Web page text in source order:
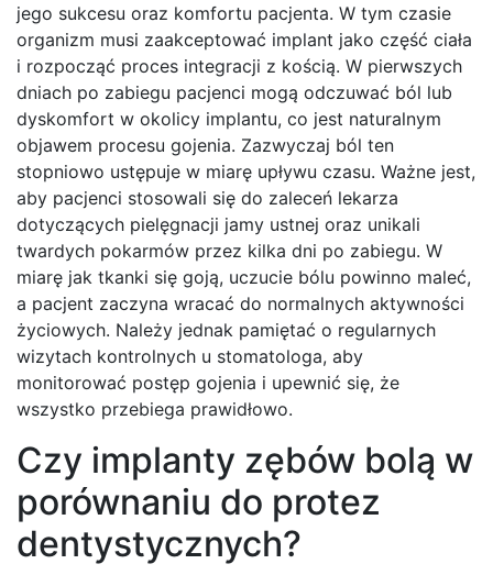
jego sukcesu oraz komfortu pacjenta. W tym czasie
organizm musi zaakceptować implant jako część ciała
i rozpocząć proces integracji z kością. W pierwszych
dniach po zabiegu pacjenci mogą odczuwać ból lub
dyskomfort w okolicy implantu, co jest naturalnym
objawem procesu gojenia. Zazwyczaj ból ten
stopniowo ustępuje w miarę upływu czasu. Ważne jest,
aby pacjenci stosowali się do zaleceń lekarza
dotyczących pielęgnacji jamy ustnej oraz unikali
twardych pokarmów przez kilka dni po zabiegu. W
miarę jak tkanki się goją, uczucie bólu powinno maleć,
a pacjent zaczyna wracać do normalnych aktywności
życiowych. Należy jednak pamiętać o regularnych
wizytach kontrolnych u stomatologa, aby
monitorować postęp gojenia i upewnić się, że
wszystko przebiega prawidłowo.
Czy implanty zębów bolą w
porównaniu do protez
dentystycznych?